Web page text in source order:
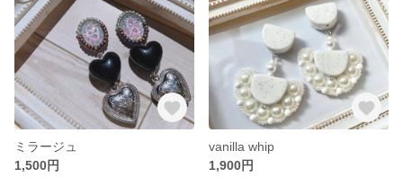
ミラージュ
1,500円
vanilla whip
1,900円